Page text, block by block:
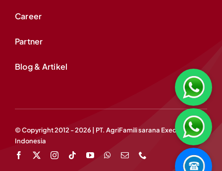
Career
Partner
Blog & Artikel
© Copyright 2012 - 2026 | PT. AgriFamili sarana Exedis
Indonesia